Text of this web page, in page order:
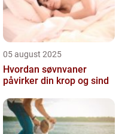
05 august 2025
Hvordan søvnvaner
påvirker din krop og sind